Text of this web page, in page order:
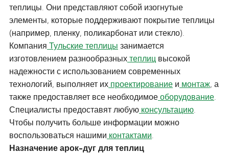
теплицы. Они представляют собой изогнутые
элементы, которые поддерживают покрытие теплицы
(например, пленку, поликарбонат или стекло).
Компания Тульские теплицы занимается
изготовлением разнообразных теплиц высокой
надежности с использованием современных
технологий, выполняет их проектирование и монтаж, а
также предоставляет все необходимое оборудование.
Специалисты предоставят любую консультацию.
Чтобы получить больше информации можно
воспользоваться нашими контактами.
Назначение арок-дуг для теплиц